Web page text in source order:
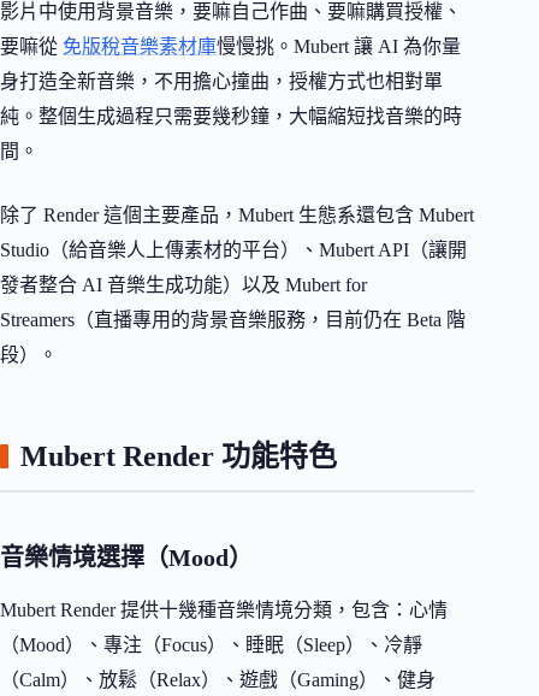
影片中使用背景音樂，要嘛自己作曲、要嘛購買授權、
要嘛從 免版稅音樂素材庫慢慢挑。Mubert 讓 AI 為你量
身打造全新音樂，不用擔心撞曲，授權方式也相對單
純。整個生成過程只需要幾秒鐘，大幅縮短找音樂的時
間。
除了 Render 這個主要產品，Mubert 生態系還包含 Mubert
Studio（給音樂人上傳素材的平台）、Mubert API（讓開
發者整合 AI 音樂生成功能）以及 Mubert for
Streamers（直播專用的背景音樂服務，目前仍在 Beta 階
段）。
Mubert Render 功能特色
音樂情境選擇（Mood）
Mubert Render 提供十幾種音樂情境分類，包含：心情
（Mood）、專注（Focus）、睡眠（Sleep）、冷靜
（Calm）、放鬆（Relax）、遊戲（Gaming）、健身